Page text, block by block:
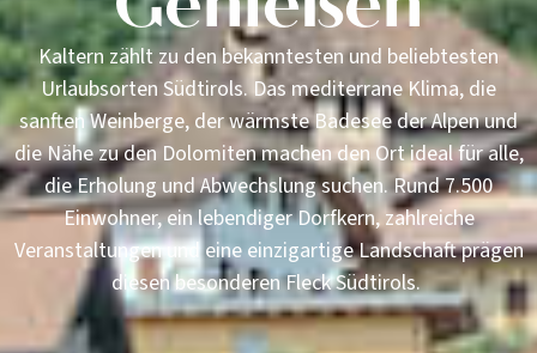
Kaltern zählt zu den bekanntesten und beliebtesten
Urlaubsorten Südtirols. Das mediterrane Klima, die
sanften Weinberge, der wärmste Badesee der Alpen und
die Nähe zu den Dolomiten machen den Ort ideal für alle,
die Erholung und Abwechslung suchen. Rund 7.500
Einwohner, ein lebendiger Dorfkern, zahlreiche
Veranstaltungen und eine einzigartige Landschaft prägen
diesen besonderen Fleck Südtirols.